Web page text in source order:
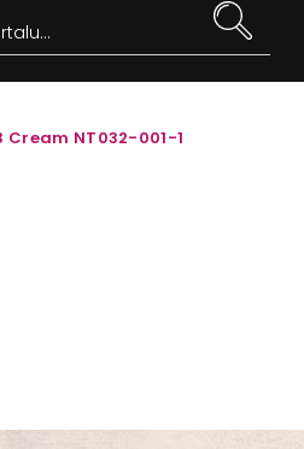
Cream NT032-001-1